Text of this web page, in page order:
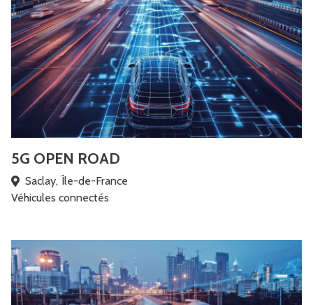
5G OPEN ROAD
Saclay, Île-de-France
Véhicules connectés